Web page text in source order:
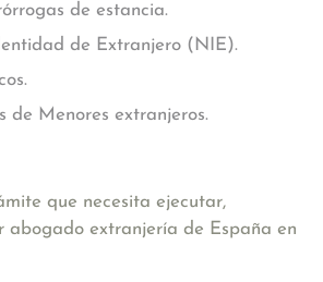
de estancia.
de Extranjero (NIE).
de Menores extranjeros.
que necesita ejecutar,
abogado extranjería de España en